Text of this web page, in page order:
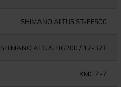
SHIMANO ALTUS ST-EF500
SHIMANO ALTUS HG200 / 12-32T
KMC Z-7